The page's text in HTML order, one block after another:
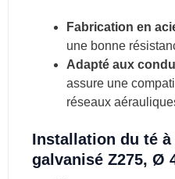
Fabrication en
une bonne
Adapté aux
assure une
réseaux
Installation du té à
galvanisé Z275, Ø